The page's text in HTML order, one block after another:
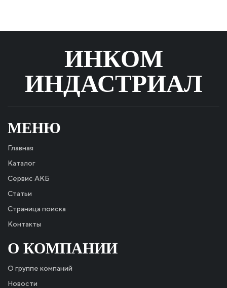
ИНКОМ
ИНДАСТРИАЛ
МЕНЮ
Главная
Каталог
Сервис АКБ
Статьи
Страница поиска
Контакты
О КОМПАНИИ
О группе компаний
Новости